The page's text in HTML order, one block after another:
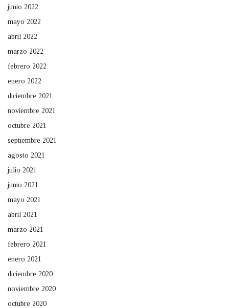
junio 2022
mayo 2022
abril 2022
marzo 2022
febrero 2022
enero 2022
diciembre 2021
noviembre 2021
octubre 2021
septiembre 2021
agosto 2021
julio 2021
junio 2021
mayo 2021
abril 2021
marzo 2021
febrero 2021
enero 2021
diciembre 2020
noviembre 2020
octubre 2020